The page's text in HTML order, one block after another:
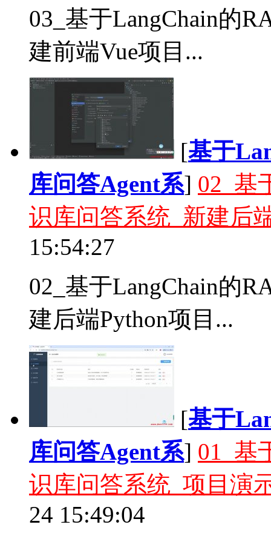
03_基于LangChain的
建前端Vue项目...
[基于
库问答Agent系] 02_基
识库问答系统_新建后
15:54:27
02_基于LangChain的
建后端Python项目...
[基于
库问答Agent系] 01_基
识库问答系统_项目演
24 15:49:04